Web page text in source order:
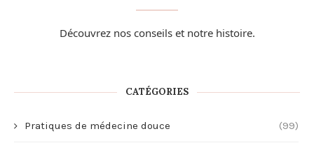
Découvrez nos conseils et notre histoire.
CATÉGORIES
Pratiques de médecine douce (99)